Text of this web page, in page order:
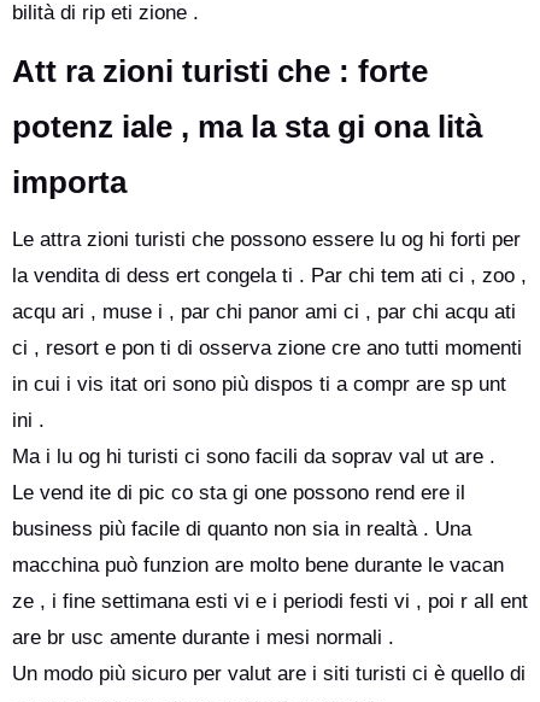
bilità di rip eti zione .
Att ra zioni turisti che : forte
potenz iale , ma la sta gi ona lità
importa
Le attra zioni turisti che possono essere lu og hi forti per
la vendita di dess ert congela ti . Par chi tem ati ci , zoo ,
acqu ari , muse i , par chi panor ami ci , par chi acqu ati
ci , resort e pon ti di osserva zione cre ano tutti momenti
in cui i vis itat ori sono più dispos ti a compr are sp unt
ini .
Ma i lu og hi turisti ci sono facili da soprav val ut are .
Le vend ite di pic co sta gi one possono rend ere il
business più facile di quanto non sia in realtà . Una
macchina può funzion are molto bene durante le vacan
ze , i fine settimana esti vi e i periodi festi vi , poi r all ent
are br usc amente durante i mesi normali .
Un modo più sicuro per valut are i siti turisti ci è quello di